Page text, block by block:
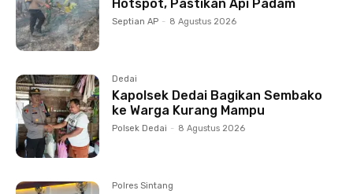
Hotspot, Pastikan Api Padam
Septian AP - 8 Agustus 2026
Dedai
Kapolsek Dedai Bagikan Sembako
ke Warga Kurang Mampu
Polsek Dedai - 8 Agustus 2026
Polres Sintang